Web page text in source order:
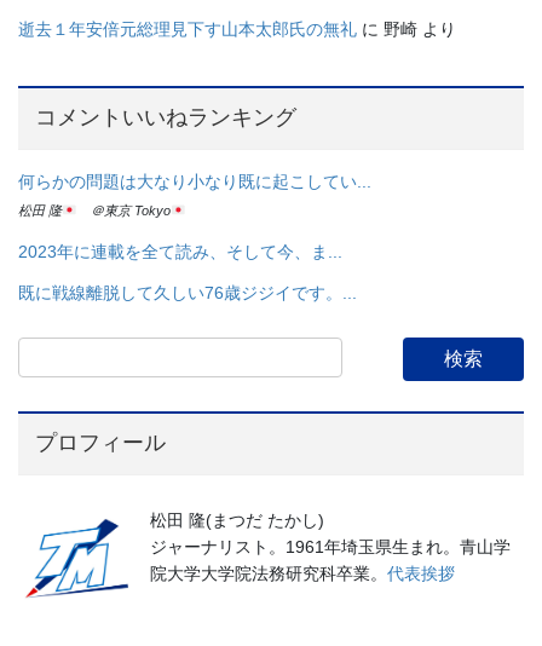
逝去１年安倍元総理見下す山本太郎氏の無礼 に 野崎 より
コメントいいねランキング
何らかの問題は大なり小なり既に起こしてい...
松田 隆 ＠東京 Tokyo
2023年に連載を全て読み、そして今、ま...
既に戦線離脱して久しい76歳ジジイです。...
プロフィール
松田 隆(まつだ たかし)
ジャーナリスト。1961年埼玉県生まれ。青山学
院大学大学院法務研究科卒業。 代表挨拶